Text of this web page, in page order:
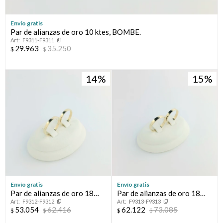
Envío gratis
Par de alianzas de oro 10 ktes, BOMBE.
F9311-F9311
$ 29.963 $35.250
14
Envío gratis
Par de alianzas de oro 18
ktes, CINTA.
F9312-F9312
$ 53.054 $62.416
15
Envío gratis
Par de alianzas de oro 18
ktes, CINTA.
F9313-F9313
$ 62.122 $73.085